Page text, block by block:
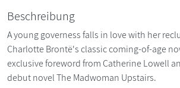
Beschreibung
A young governess falls in love with her
Charlotte Brontë's classic coming-of-age
exclusive foreword from Catherine Lowell
debut novel The Madwoman Upstairs.